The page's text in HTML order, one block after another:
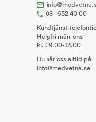
08 - 652 40 00
Kundtjänst
Helgfri mån-ons
kl. 09.00-13.00
Du når oss alltid på
info@medvetna.se